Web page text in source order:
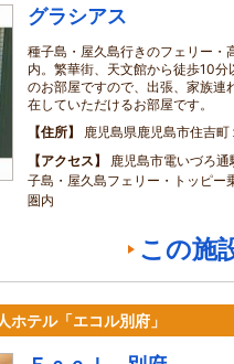
グラシアス
種子島・屋久島行きのフェリー・
内。繁華街、天文館から徒歩10
のお部屋ですので、出張、家族連
在していただけるお部屋です。
住所
鹿児島県鹿児島市住吉町
アクセス
鹿児島市電いづろ
子島・屋久島フェリー・トッピー
圏内
この施
ホテル「エコル別府」